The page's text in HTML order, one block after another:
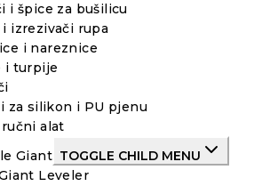
i špice za bušilicu
i izrezivači rupa
i nareznice
i turpije
za silikon i PU pjenu
alat
Giant TOGGLE CHILD MENU
Leveler